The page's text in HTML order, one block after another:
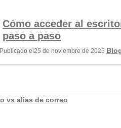
Cómo acceder al
paso a paso
Publicado el 25 de noviembre de 2025